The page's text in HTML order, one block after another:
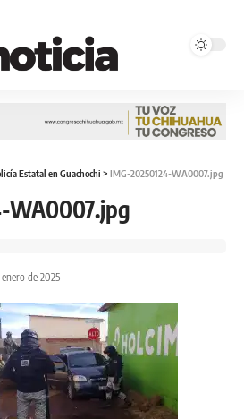
Estatal en Guachochi > IMG-20250124-WA0007.jpg
WA0007.jpg
de 2025